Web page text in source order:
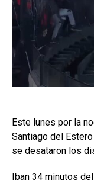
Este lunes por la
Santiago del
se desataron los
Iban 34 minutos